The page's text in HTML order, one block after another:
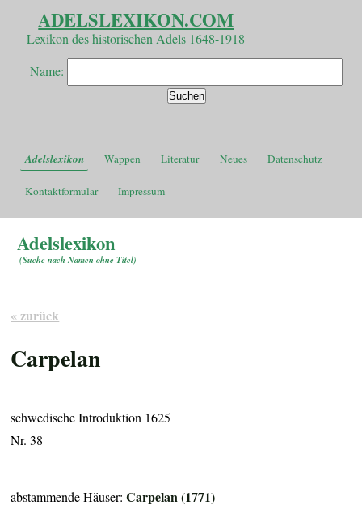
ADELSLEXIKON.COM
Lexikon des historischen Adels 1648-1918
Name:
Adelslexikon Wappen Literatur Neues Datenschutz
Kontaktformular Impressum
Adelslexikon
(Suche nach Namen ohne Titel)
« zurück
Carpelan
schwedische Introduktion 1625
Nr. 38
abstammende Häuser:Carpelan (1771)